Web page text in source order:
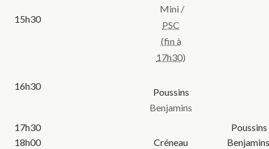
15h30
Mini /
PSC
(fin à
17h30)
16h30
Poussins
Benjamins
17h30
Poussins
Benjamins
18h00
Créneau